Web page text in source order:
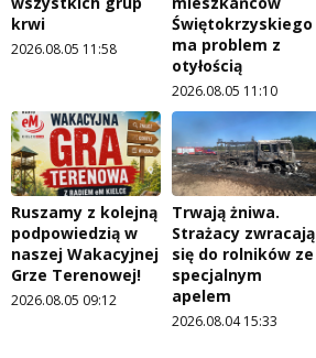
krwi
2026.08.05 11:58
Świętokrzyskiego
ma problem z
otyłością
2026.08.05 11:10
Ruszamy z kolejną
podpowiedzią w
naszej Wakacyjnej
Grze Terenowej!
2026.08.05 09:12
Trwają żniwa.
Strażacy zwracają
się do rolników ze
specjalnym
apelem
2026.08.04 15:33